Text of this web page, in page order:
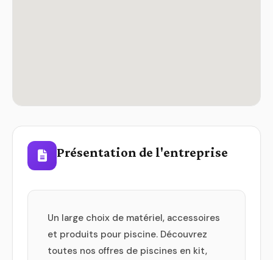
Présentation de l'entreprise
Un large choix de matériel, accessoires
et produits pour piscine. Découvrez
toutes nos offres de piscines en kit,